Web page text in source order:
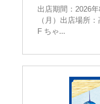
Select Language
出店期間：2026
（月）出店場所
F ちゃ...